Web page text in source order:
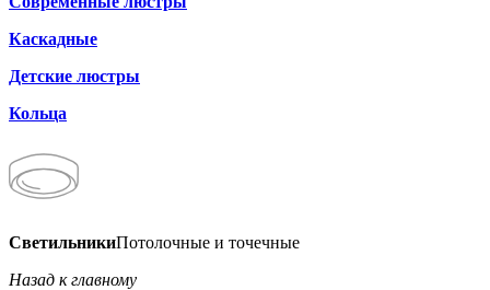
Каскадные
Детские люстры
Кольца
СветильникиПотолочные и точечные
Назад к главному